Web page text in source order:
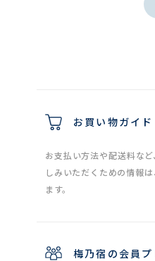
お買い物ガイド
お支払い方法や配送料な
しみいただくための情報
ます。
梅乃宿の会員プ